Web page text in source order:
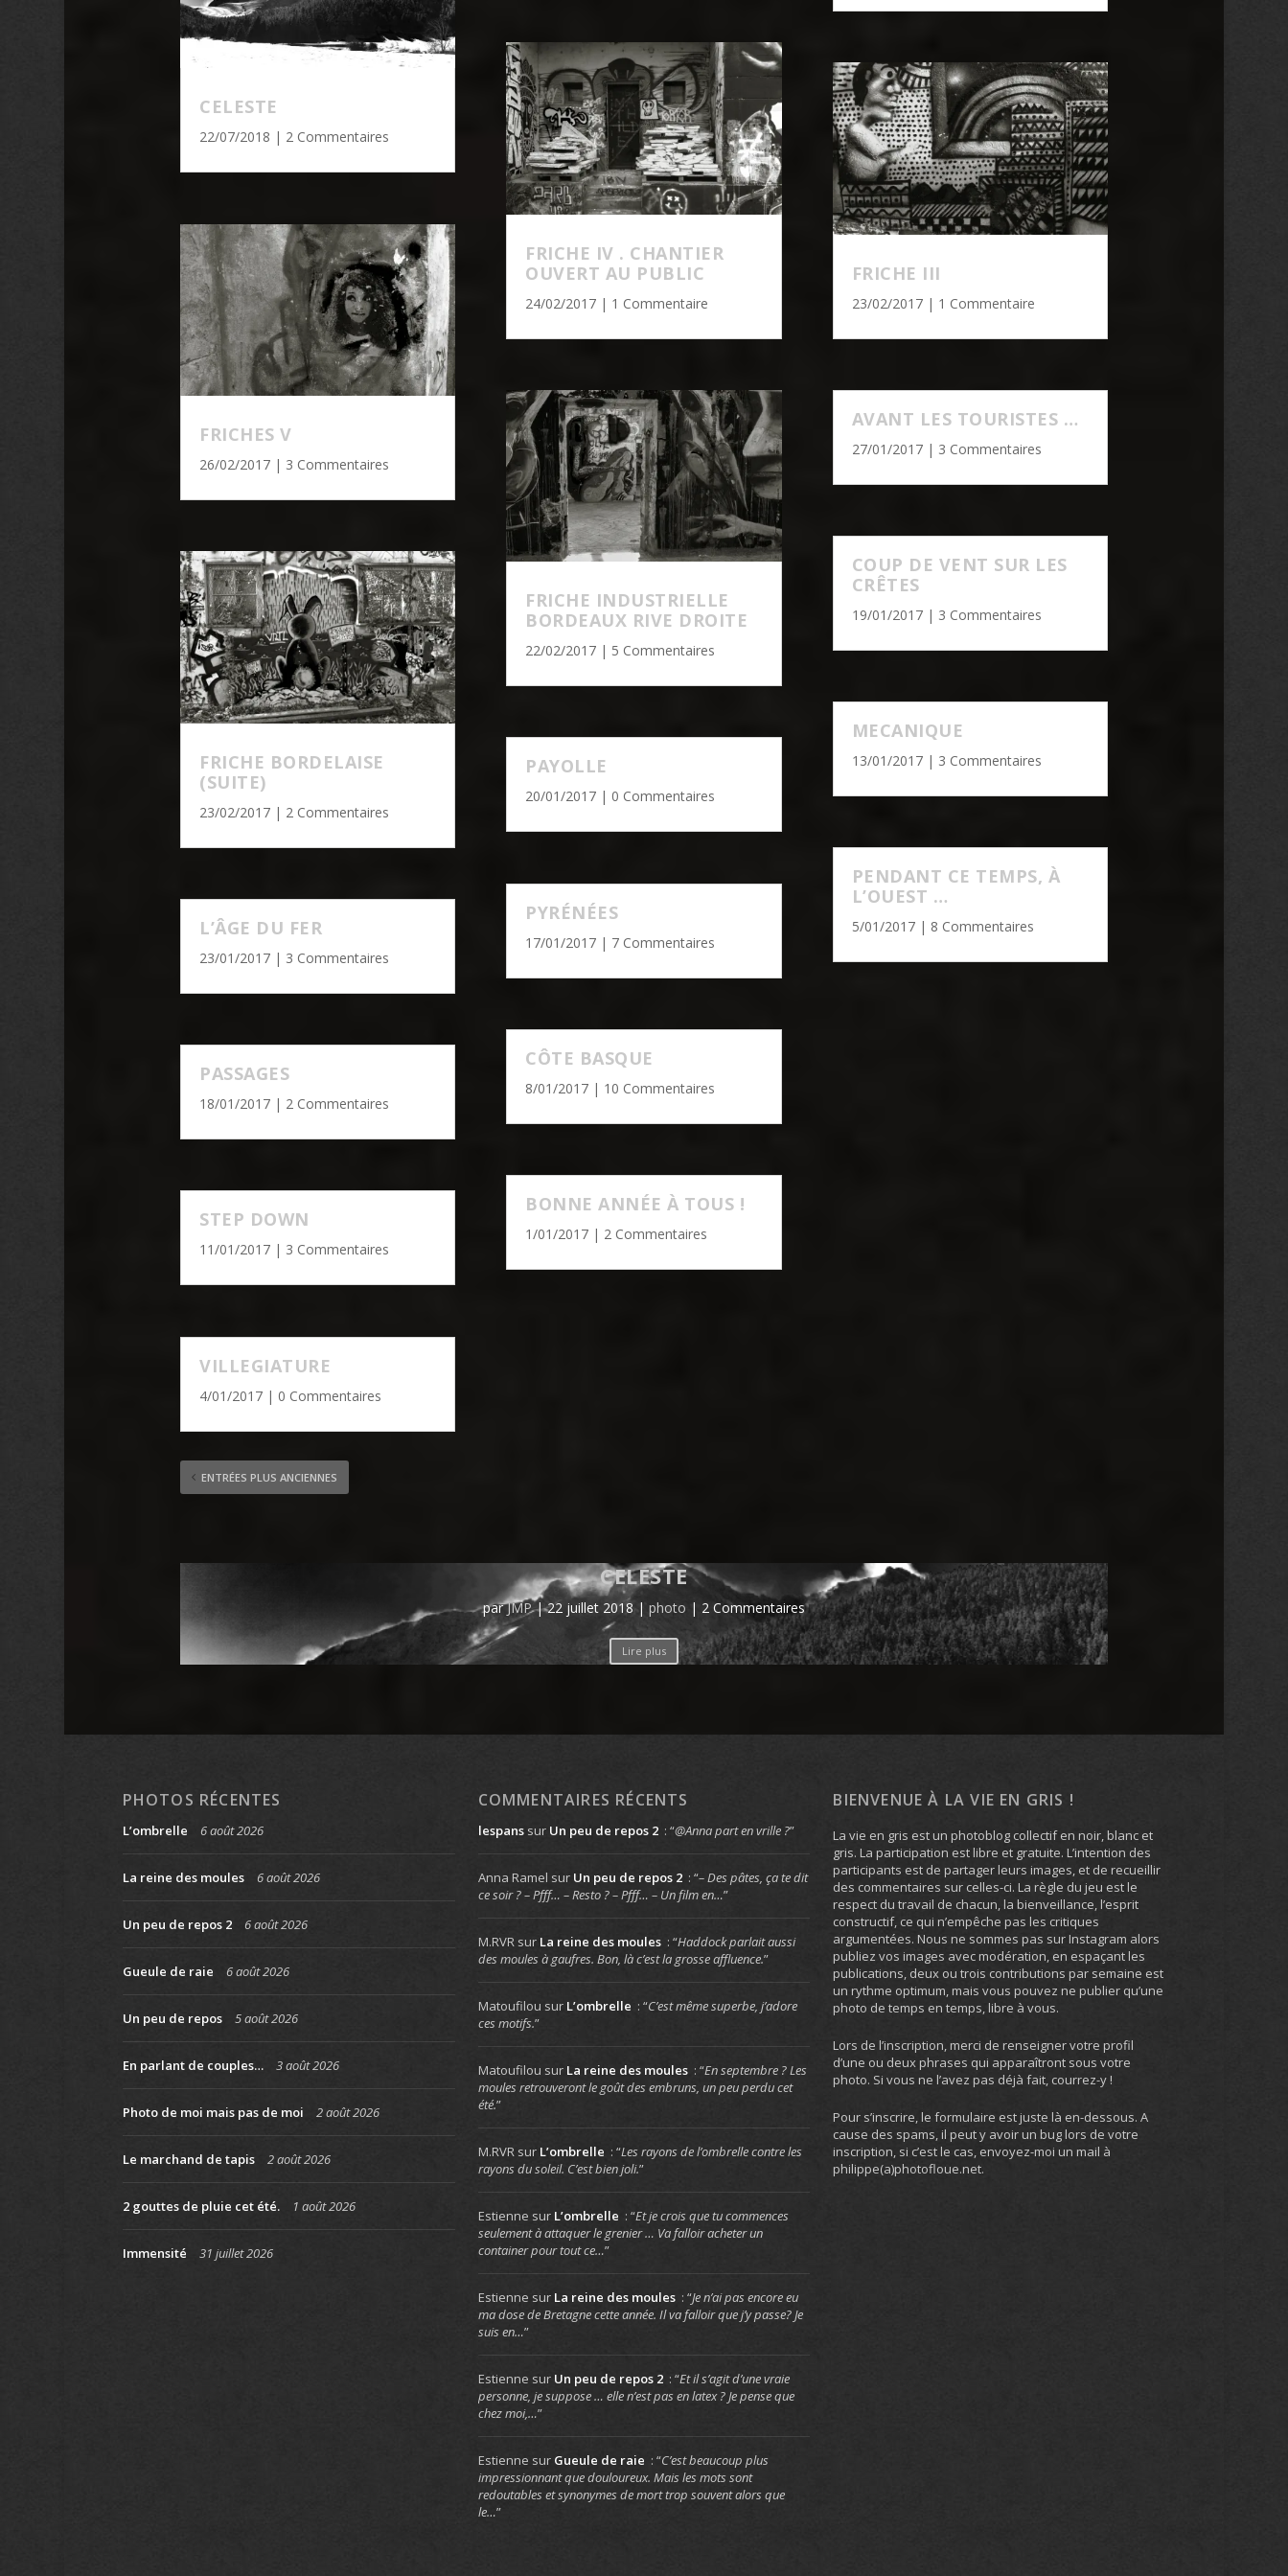
CELESTE
22/07/2018 | 2 Commentaires
FRICHES V
26/02/2017 | 3 Commentaires
FRICHE BORDELAISE
(SUITE)
23/02/2017 | 2 Commentaires
L’ÂGE DU FER
23/01/2017 | 3 Commentaires
PASSAGES
18/01/2017 | 2 Commentaires
STEP DOWN
11/01/2017 | 3 Commentaires
VILLEGIATURE
4/01/2017 | 0 Commentaires
FRICHE IV . CHANTIER
OUVERT AU PUBLIC
24/02/2017 | 1 Commentaire
FRICHE INDUSTRIELLE
BORDEAUX RIVE DROITE
22/02/2017 | 5 Commentaires
PAYOLLE
20/01/2017 | 0 Commentaires
PYRÉNÉES
17/01/2017 | 7 Commentaires
CÔTE BASQUE
8/01/2017 | 10 Commentaires
BONNE ANNÉE À TOUS !
1/01/2017 | 2 Commentaires
FRICHE III
23/02/2017| 1 Commentaire
AVANT LES TOURISTES …
27/01/2017| 3 Commentaires
COUP DE VENT SUR LES
CRÊTES
19/01/2017| 3 Commentaires
MECANIQUE
13/01/2017| 3 Commentaires
PENDANT CE TEMPS, À
L’OUEST …
5/01/2017| 8 Commentaires
ENTRÉES PLUS ANCIENNES
CELESTE
parJMP|22 juillet 2018| photo | 2 Commentaires
Lire plus
PHOTOS RÉCENTES
L’ombrelle 6 août 2026
La reine des moules 6 août 2026
Un peu de repos 2 6 août 2026
Gueule de raie 6 août 2026
Un peu de repos 5 août 2026
En parlant de couples… 3 août 2026
Photo de moi mais pas de moi 2 août 2026
Le marchand de tapis 2 août 2026
2 gouttes de pluie cet été. 1 août 2026
Immensité 31 juillet 2026
COMMENTAIRES RÉCENTS
lespanssur Un peu de repos 2 : “@Anna part en vrille ?”
Anna Ramel sur Un peu de repos 2 : “– Des pâtes, ça te dit
ce soir ? – Pfff… – Resto ? – Pfff… – Un film en…”
M.RVRsur La reine des moules : “Haddock parlait aussi
des moules à gaufres. Bon, là c’est la grosse affluence.”
Matoufilou sur L’ombrelle : “C’est même superbe, j’adore
ces motifs.”
Matoufilou sur La reine des moules : “En septembre ? Les
moules retrouveront le goût des embruns, un peu perdu cet
été.”
M.RVRsur L’ombrelle : “Les rayons de l’ombrelle contre les
rayons du soleil. C’est bien joli.”
Estienne sur L’ombrelle : “Et je crois que tu commences
seulement à attaquer le grenier … Va falloir acheter un
container pour tout ce…”
Estienne sur La reine des moules : “Je n’ai pas encore eu
ma dose de Bretagne cette année. Il va falloir que j’y passe? Je
suis en…”
Estienne sur Un peu de repos 2 : “Et il s’agit d’une vraie
personne, je suppose … elle n’est pas en latex ? Je pense que
chez moi,…”
Estienne sur Gueule de raie : “C’est beaucoup plus
impressionnant que douloureux. Mais les mots sont
redoutables et synonymes de mort trop souvent alors que
le…”
BIENVENUE À LA VIE EN GRIS !
La vie en gris est un photoblog collectif en noir, blanc et
gris. La participation est libre et gratuite. L’intention des
participants est de partager leurs images, et de recueillir
des commentaires sur celles-ci. La règle du jeu est le
respect du travail de chacun, la bienveillance, l’esprit
constructif, ce qui n’empêche pas les critiques
argumentées. Nous ne sommes pas sur Instagram alors
publiez vos images avec modération, en espaçant les
publications, deux ou trois contributions par semaine est
un rythme optimum, mais vous pouvez ne publier qu’une
photo de temps en temps, libre à vous.
Lors de l’inscription, merci de renseigner votre profil
d’une ou deux phrases qui apparaîtront sous votre
photo. Si vous ne l’avez pas déjà fait, courrez-y !
Pour s’inscrire, le formulaire est juste là en-dessous. A
cause des spams, il peut y avoir un bug lors de votre
inscription, si c’est le cas, envoyez-moi un mail à
philippe(a)photofloue.net.